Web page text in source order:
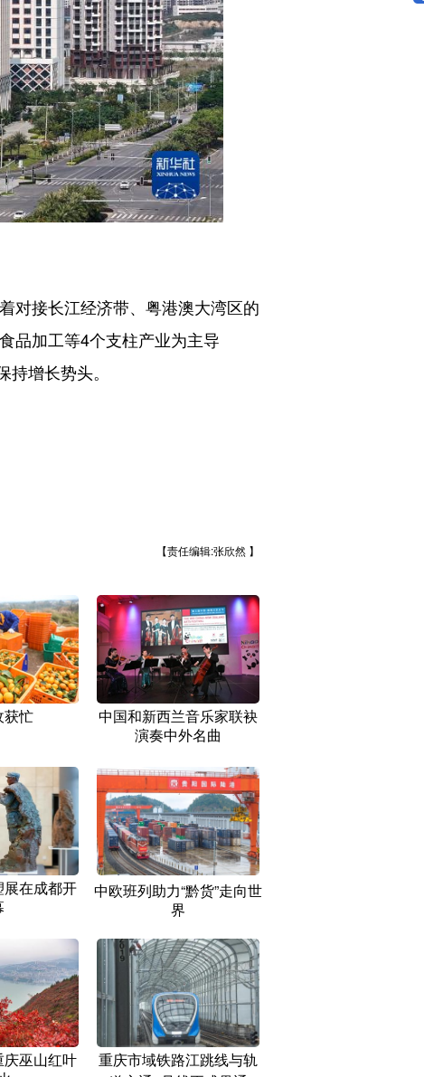
接长江经济带、粤港澳大湾区的
品加工等4个支柱产业为主导
持增长势头。
【责任编辑:张欣然 】
获忙
中国和新西兰音乐家联袂
演奏中外名曲
展在成都开
中欧班列助力“黔货”走向世
界
庆巫山红叶
重庆市域铁路江跳线与轨